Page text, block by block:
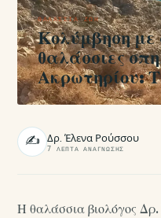
ΘΑΛΆΣΣΙΑ ΖΩΉ
Κολύμβηση με
θαλάσσιες
Ακρωτηρίου:
✍ Δρ. Έλενα Ρούσσου
7 ΛΕΠΤΆ ΑΝΆΓΝΩΣΗΣ
Η θαλάσσια βιολόγος